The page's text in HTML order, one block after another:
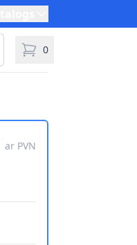
0
ar PVN